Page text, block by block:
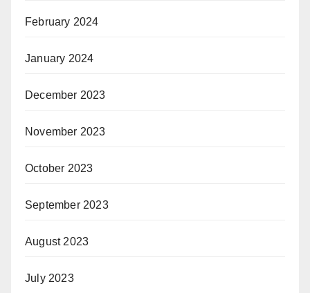
February 2024
January 2024
December 2023
November 2023
October 2023
September 2023
August 2023
July 2023